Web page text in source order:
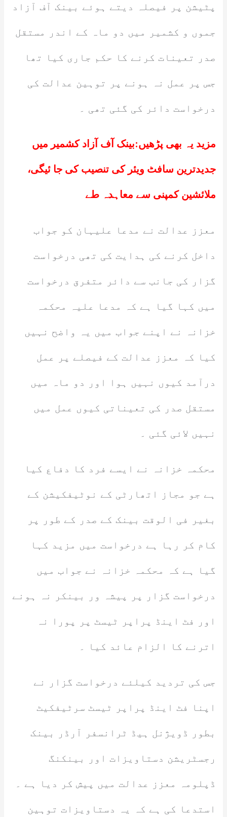
پٹیشن پر فیصلہ دیتے ہوئے بینک آف آزاد
جموں و کشمیر میں دو ماہ کے اندر مستقل
صدر تعینات کرنے کا حکم جاری کیا تھا
جس پر عمل نہ ہونے پر توہین عدالت کی
درخواست دائر کی گئی تھی ۔
مزید یہ بھی پڑھیں:بینک آف آزاد کشمیر میں
جدیدترین سافٹ ویئر کی تنصیب کی جا ئیگی،
ملائشین کمپنی سے معاہدہ طے
معزز عدالت نے مدعا علیہان کو جواب
داخل کرنے کی ہدایت کی تھی درخواست
گزار کی جانب سے دائر متفرق درخواست
میں کہا گیا ہے کہ مدعا علیہ محکمہ
خزانہ نے اپنے جواب میں یہ واضح نہیں
کیا کہ معزز عدالت کے فیصلے پر عمل
درآمد کیوں نہیں ہوا اور دو ماہ میں
مستقل صدر کی تعیناتی کیوں عمل میں
نہیں لائی گئی ۔
محکمہ خزانہ نے ایسے فرد کا دفاع کیا
ہے جو مجاز اتھارٹی کے نوٹیفکیشن کے
بغیر فی الوقت بینک کے صدر کے طور پر
کام کر رہا ہے درخواست میں مزید کہا
گیا ہے کہ محکمہ خزانہ نے جواب میں
درخواست گزار پر پیشہ ور بینکر نہ ہونے
اور فٹ اینڈ پراپر ٹیسٹ پر پورا نہ
اترنے کا الزام عائد کیا ۔
جس کی تردید کیلئے درخواست گزار نے
اپنا فٹ اینڈ پراپر ٹیسٹ سرٹیفکیٹ
بطور ڈویژنل ہیڈ ٹرانسفر آرڈر بینک
رجسٹریشن دستاویزات اور بینکنگ
ڈپلومہ معزز عدالت میں پیش کر دیا ہے ۔
استدعا کی ہے کہ یہ دستاویزات توہین